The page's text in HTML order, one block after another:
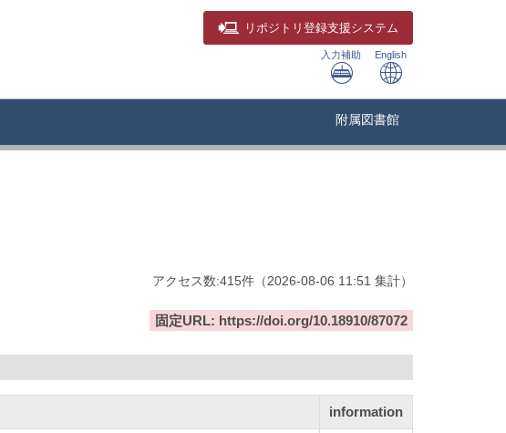
リポジトリ 登録支援システム
入力補助 English
附属図書館
アクセス数:415件 （2026-08-06 11:51 集計）
固定URL: https://doi.org/10.18910/87072
information